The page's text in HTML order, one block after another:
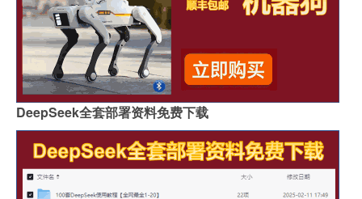
DeepSeek全套部署资料免费下载